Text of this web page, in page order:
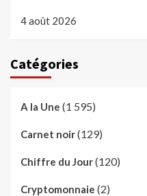
4 août 2026
Catégories
A la Une (1 595)
Carnet noir(129)
Chiffre du Jour(120)
Cryptomonnaie (2)